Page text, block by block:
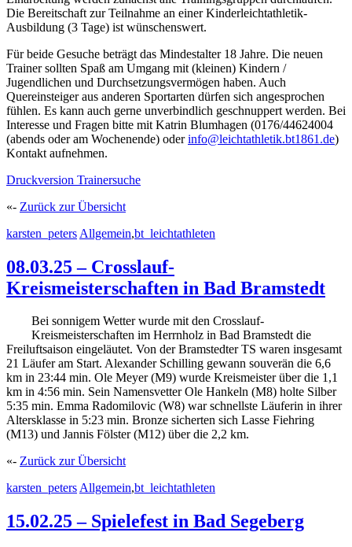
Die Bereitschaft zur Teilnahme an einer Kinderleichtathletik-
Ausbildung (3 Tage) ist wünschenswert.
Für beide Gesuche beträgt das Mindestalter 18 Jahre. Die neuen
Trainer sollten Spaß am Umgang mit (kleinen) Kindern /
Jugendlichen und Durchsetzungsvermögen haben. Auch
Quereinsteiger aus anderen Sportarten dürfen sich angesprochen
fühlen. Es kann auch gerne unverbindlich geschnuppert werden. Bei
Interesse und Fragen bitte mit Katrin Blumhagen (0176/44624004
(abends oder am Wochenende) oderinfo@leichtathletik.bt1861.de)
Kontakt aufnehmen.
Druckversion Trainersuche
«- Zurück zur Übersicht
karsten_peters Allgemein,bt_leichtathleten
08.03.25 – Crosslauf-
Kreismeisterschaften in Bad Bramstedt
Bei sonnigem Wetter wurde mit den Crosslauf-
Kreismeisterschaften im Herrnholz in Bad Bramstedt die
Freiluftsaison eingeläutet. Von der Bramstedter TS waren insgesamt
21 Läufer am Start. Alexander Schilling gewann souverän die 6,6
km in 23:44 min. Ole Meyer (M9) wurde Kreismeister über die 1,1
km in 4:56 min. Sein Namensvetter Ole Hankeln (M8) holte Silber
5:35 min. Emma Radomilovic (W8) war schnellste Läuferin in ihrer
Altersklasse in 5:23 min. Bronze sicherten sich Lasse Fiehring
(M13) und Jannis Fölster (M12) über die 2,2 km.
«- Zurück zur Übersicht
karsten_petersAllgemein,bt_leichtathleten
15.02.25 – Spielefest in Bad Segeberg